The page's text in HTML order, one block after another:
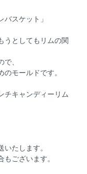
スケット」
うとしてもリムの関
、
モールドです。
チキャンディーリム
たします。
ございます。